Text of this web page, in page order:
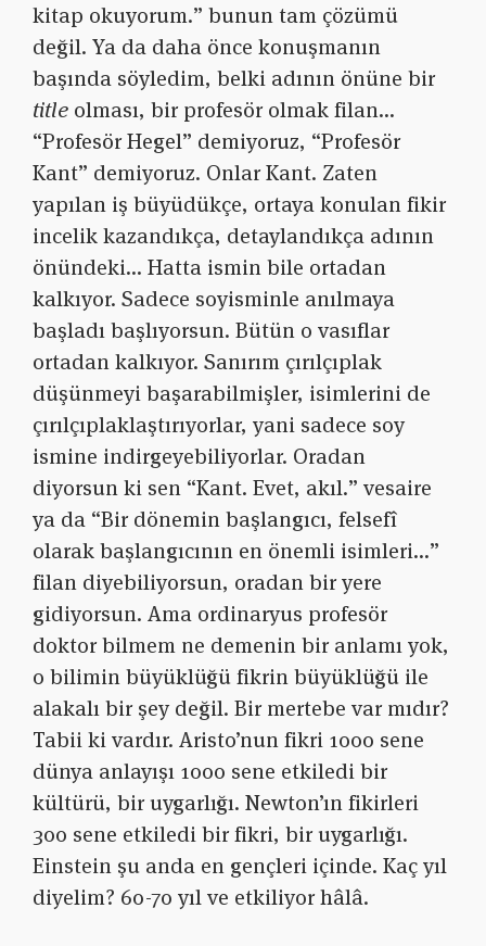
kitap okuyorum.” bunun tam çözümü
değil. Ya da daha önce konuşmanın
başında söyledim, belki adının önüne bir
title olması, bir profesör olmak filan…
“Profesör Hegel” demiyoruz, “Profesör
Kant” demiyoruz. Onlar Kant. Zaten
yapılan iş büyüdükçe, ortaya konulan fikir
incelik kazandıkça, detaylandıkça adının
önündeki… Hatta ismin bile ortadan
kalkıyor. Sadece soyisminle anılmaya
başladı başlıyorsun. Bütün o vasıflar
ortadan kalkıyor. Sanırım çırılçıplak
düşünmeyi başarabilmişler, isimlerini de
çırılçıplaklaştırıyorlar, yani sadece soy
ismine indirgeyebiliyorlar. Oradan
diyorsun ki sen “Kant. Evet, akıl.” vesaire
ya da “Bir dönemin başlangıcı, felsefî
olarak başlangıcının en önemli isimleri…”
filan diyebiliyorsun, oradan bir yere
gidiyorsun. Ama ordinaryus profesör
doktor bilmem ne demenin bir anlamı yok,
o bilimin büyüklüğü fikrin büyüklüğü ile
alakalı bir şey değil. Bir mertebe var mıdır?
Tabii ki vardır. Aristo’nun fikri 1000 sene
dünya anlayışı 1000 sene etkiledi bir
kültürü, bir uygarlığı. Newton’ın fikirleri
300 sene etkiledi bir fikri, bir uygarlığı.
Einstein şu anda en gençleri içinde. Kaç yıl
diyelim? 60-70 yıl ve etkiliyor hâlâ.